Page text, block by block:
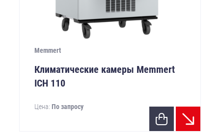
Memmert
Климатические камеры Memmert
ICH 110
Цена: По запросу